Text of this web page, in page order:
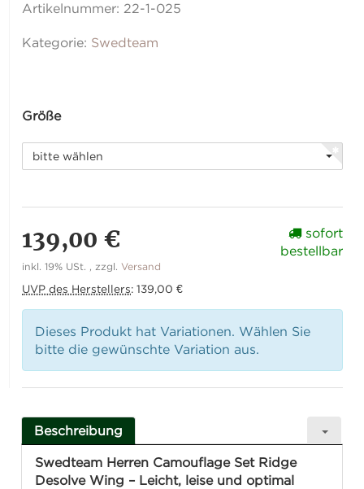
Artikelnummer: 22-1-025
Kategorie: Swedteam
Größe
bitte wählen
139,00 €
inkl. 19% USt. , zzgl.Versand
UVP des Herstellers:139,00 €
sofort
bestellbar
Dieses Produkt hat Variationen. Wählen Sie
bitte die gewünschte Variation aus.
Beschreibung
Swedteam Herren Camouflage Set Ridge
Desolve Wing – Leicht, leise und optimal